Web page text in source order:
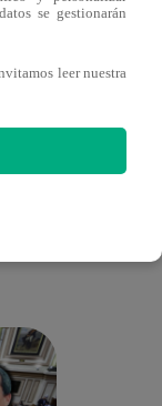
se gestionarán
leer nuestra